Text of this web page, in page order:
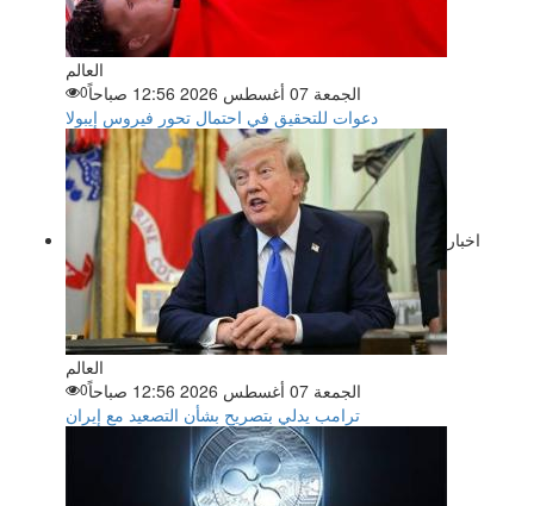
العالم
الجمعة 07 أغسطس 2026 12:56 صباحاً
0
دعوات للتحقيق في احتمال تحور فيروس إيبولا
اخبار
العالم
الجمعة 07 أغسطس 2026 12:56 صباحاً
0
ترامب يدلي بتصريح بشأن التصعيد مع إيران